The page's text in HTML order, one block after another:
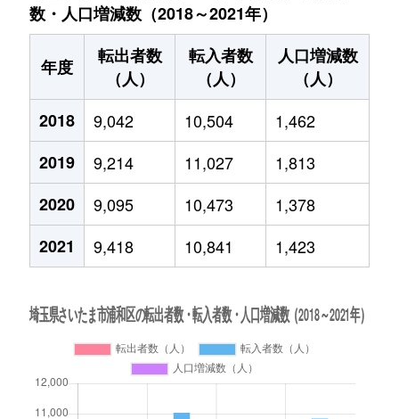
数・人口増減数（2018～2021年）
年度
転出者数
（人）
転入者数
（人）
人口増減数
（人）
2018
9,042 10,504
1,462
2019
9,214 11,027
1,813
2020
9,095 10,473
1,378
2021
9,418 10,841 1,423